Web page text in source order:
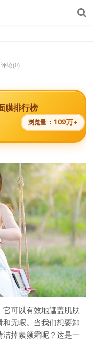
评论(0)
膜排行榜
浏览量： 109万+
它可以有效地遮盖肌肤
无暇。当我们想要卸
掉素颜霜呢？这是一